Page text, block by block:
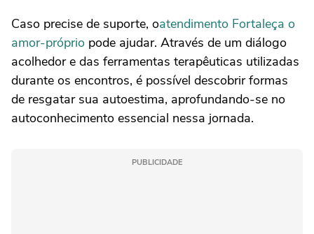
Caso precise de suporte, oatendimento Fortaleça o
amor-próprio pode ajudar. Através de um diálogo
acolhedor e das ferramentas terapêuticas utilizadas
durante os encontros, é possível descobrir formas
de resgatar sua autoestima, aprofundando-se no
autoconhecimento essencial nessa jornada.
PUBLICIDADE